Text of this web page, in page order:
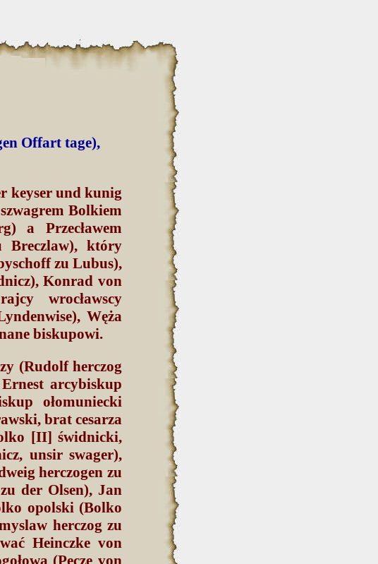
Offart tage),
keyser und kunig
Bolkiem
a Przecławem
Breczlaw), który
zu Lubus),
Konrad von
wrocławscy
Węża
biskupowi.
(Rudolf herczog
arcybiskup
ołomuniecki
brat cesarza
[II] świdnicki,
unsir swager),
herczogen zu
der Olsen), Jan
opolski (Bolko
herczog zu
Heinczke von